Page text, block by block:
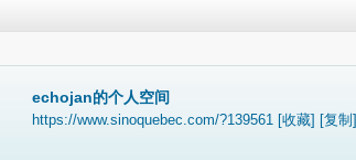
echojan的个人空间
https://www.sinoquebec.com/?139561 [收藏] [复制]